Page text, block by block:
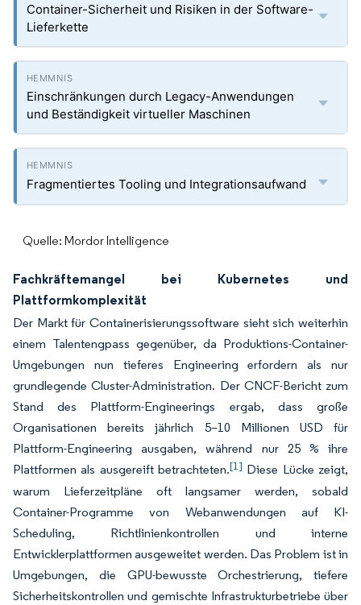
Container-Sicherheit und Risiken in der Software-
Lieferkette
Einschränkungen durch Legacy-Anwendungen
und Beständigkeit virtueller Maschinen
Fragmentiertes Tooling und Integrationsaufwand
Quelle: Mordor Intelligence
Fachkräftemangel bei Kubernetes und
Plattformkomplexität
Der Markt für Containerisierungssoftware sieht sich weiterhin
einem Talentengpass gegenüber, da Produktions-Container-
Umgebungen nun tieferes Engineering erfordern als nur
grundlegende Cluster-Administration. Der CNCF-Bericht zum
Stand des Plattform-Engineerings ergab, dass große
Organisationen bereits jährlich 5–10 Millionen USD für
Plattform-Engineering ausgaben, während nur 25 % ihre
Plattformen als ausgereift betrachteten.[1] Diese Lücke zeigt,
warum Lieferzeitpläne oft langsamer werden, sobald
Container-Programme von Webanwendungen auf KI-
Scheduling, Richtlinienkontrollen und interne
Entwicklerplattformen ausgeweitet werden. Das Problem ist in
Umgebungen, die GPU-bewusste Orchestrierung, tiefere
Sicherheitskontrollen und gemischte Infrastrukturbetriebe über